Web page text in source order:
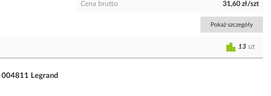
Cena brutto 31,60 zł/szt
Pokaż szczegóły
13 szt
Legrand